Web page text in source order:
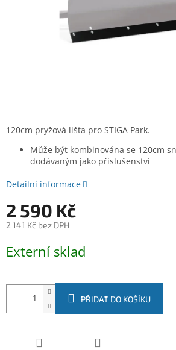
120cm pryžová lišta pro STIGA Park.
Může být kombinována se 120cm
dodávaným jako příslušenství
Detailní informace
2 590 Kč
2 141 Kč bez DPH
cena:
Externí sklad
PŘIDAT DO KOŠÍKU